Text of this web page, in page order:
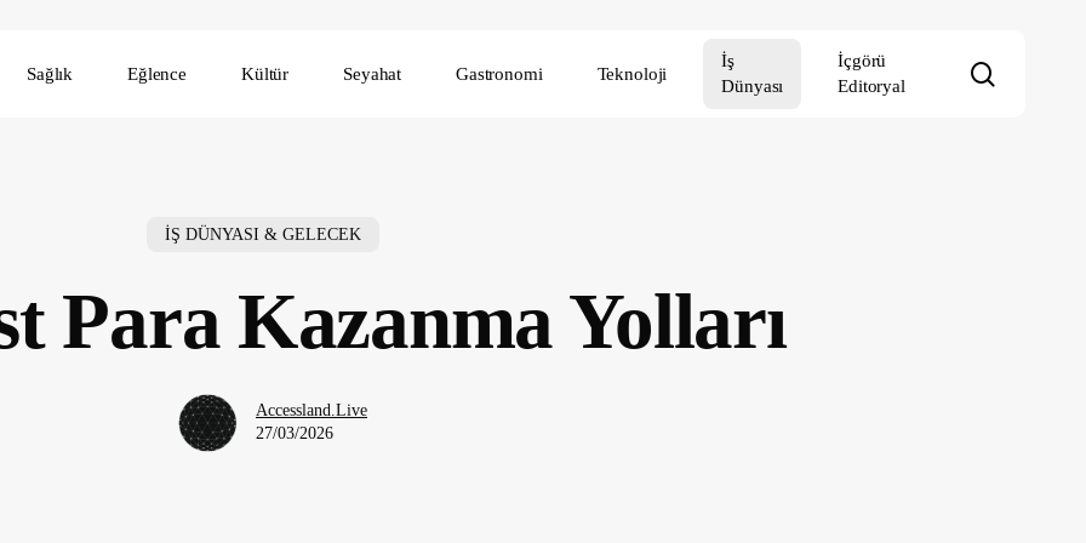
Sağlık Eğlence Kültür Seyahat Gastronomi Teknoloji
İş
Dünyası
İçgörü
Editoryal
İŞ DÜNYASI & GELECEK
Para Kazanma Yolları
Accessland.Live
27/03/2026